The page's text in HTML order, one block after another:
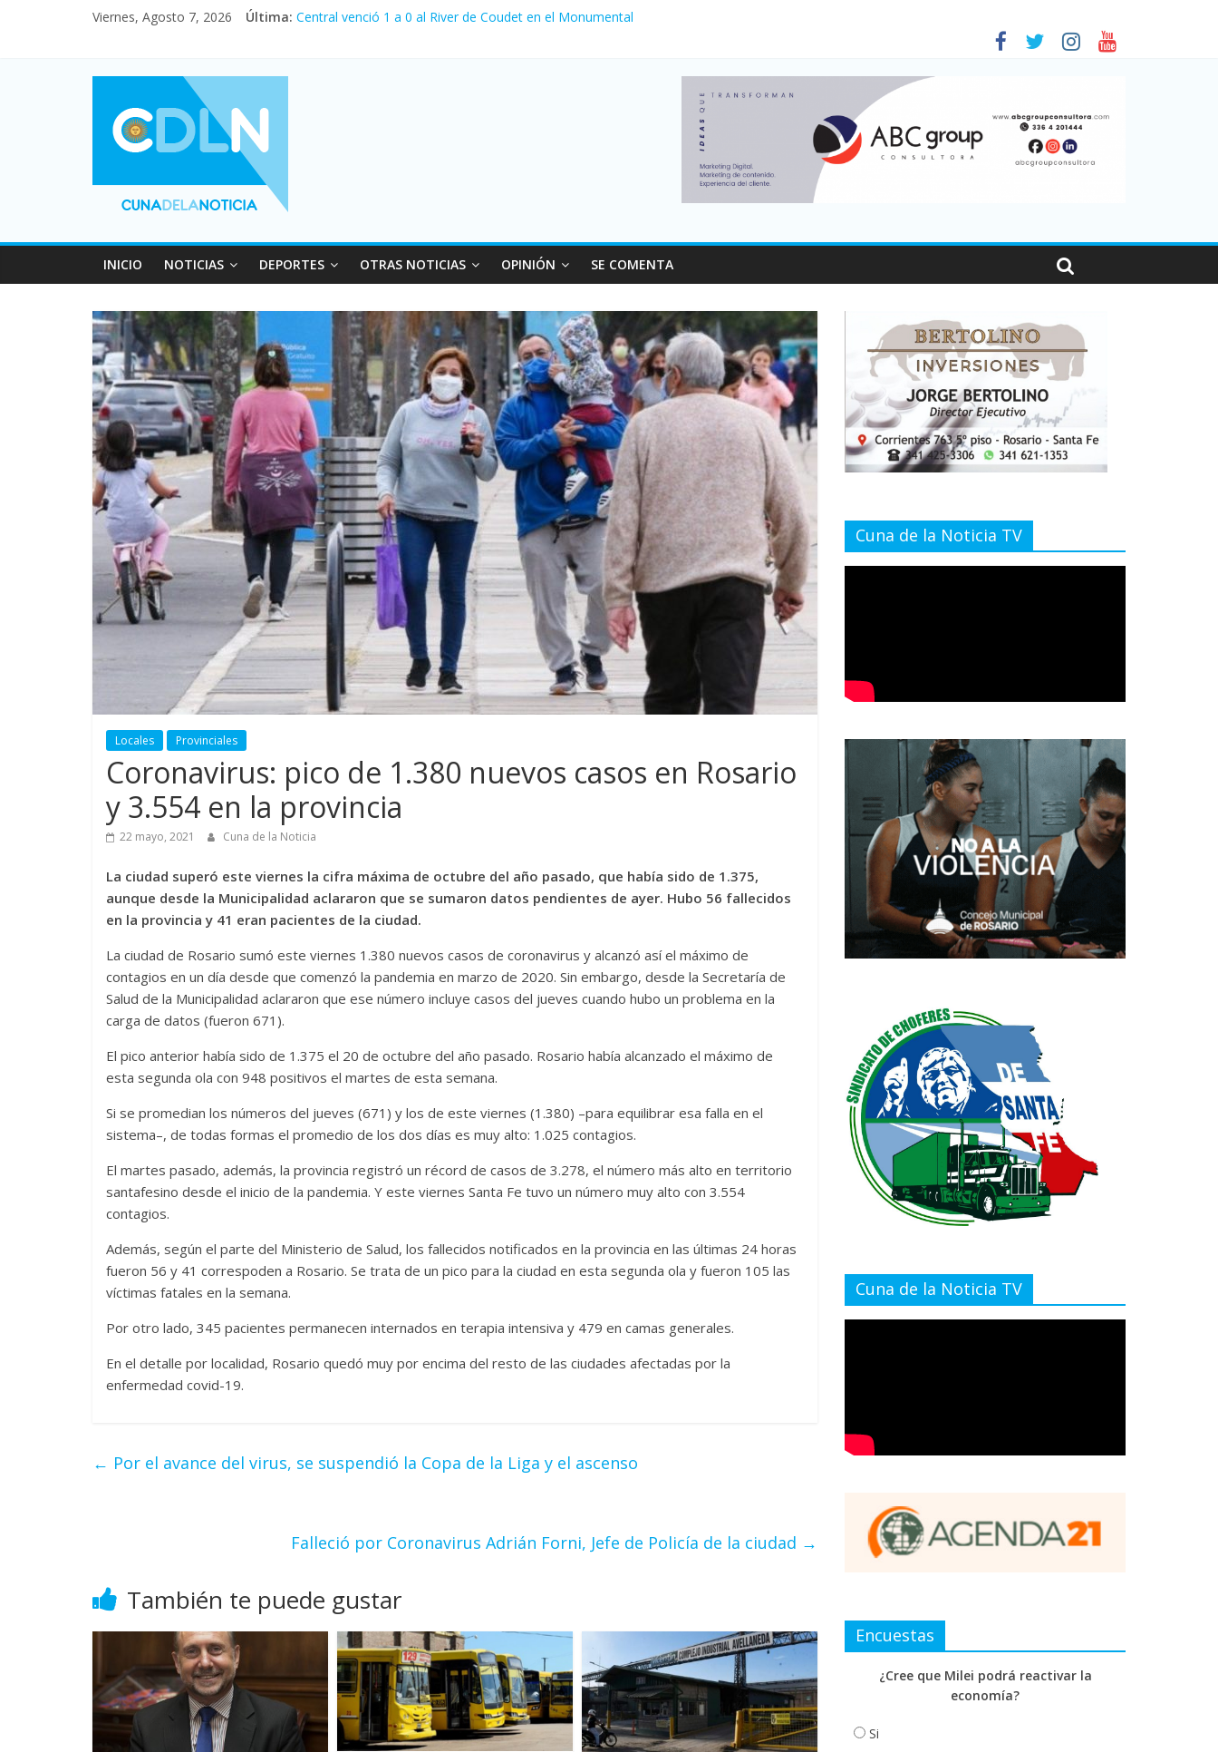
Viernes, Agosto 7, 2026 Última: Fuerte caída de la venta de autos usados en julio: bajó un 12,6% interanual
Desde que asumió Milei cerraron 41.000 kioscos: el sector denuncia crisis como en 2001
Vacaciones de invierno con más movimiento y consumo turístico: 4,6 millones de personas viajaron por el país, un 5,9% más que en 2025
INICIO NOTICIAS DEPORTES OTRAS NOTICIAS OPINIÓN SE COMENTA
Locales Provinciales
Coronavirus: pico de 1.380 nuevos casos en Rosario
y 3.554 en la provincia
22 mayo, 2021 Cuna de la Noticia
La ciudad superó este viernes la cifra máxima de octubre del año pasado, que había sido de 1.375,
aunque desde la Municipalidad aclararon que se sumaron datos pendientes de ayer. Hubo 56 fallecidos
en la provincia y 41 eran pacientes de la ciudad.
La ciudad de Rosario sumó este viernes 1.380 nuevos casos de coronavirus y alcanzó así el máximo de
contagios en un día desde que comenzó la pandemia en marzo de 2020. Sin embargo, desde la Secretaría de
Salud de la Municipalidad aclararon que ese número incluye casos del jueves cuando hubo un problema en la
carga de datos (fueron 671).
El pico anterior había sido de 1.375 el 20 de octubre del año pasado. Rosario había alcanzado el máximo de
esta segunda ola con 948 positivos el martes de esta semana.
Si se promedian los números del jueves (671) y los de este viernes (1.380) –para equilibrar esa falla en el
sistema–, de todas formas el promedio de los dos días es muy alto: 1.025 contagios.
El martes pasado, además, la provincia registró un récord de casos de 3.278, el número más alto en territorio
santafesino desde el inicio de la pandemia. Y este viernes Santa Fe tuvo un número muy alto con 3.554
contagios.
Además, según el parte del Ministerio de Salud, los fallecidos notificados en la provincia en las últimas 24 horas
fueron 56 y 41 correspoden a Rosario. Se trata de un pico para la ciudad en esta segunda ola y fueron 105 las
víctimas fatales en la semana.
Por otro lado, 345 pacientes permanecen internados en terapia intensiva y 479 en camas generales.
En el detalle por localidad, Rosario quedó muy por encima del resto de las ciudades afectadas por la
enfermedad covid-19.
← Por el avance del virus, se suspendió la Copa de la Liga y el ascenso
Falleció por Coronavirus Adrián Forni, Jefe de Policía de la ciudad →
También te puede gustar
Cuna de la Noticia TV
Cuna de la Noticia TV
Encuestas
¿Cree que Milei podrá reactivar la
economía?
Si